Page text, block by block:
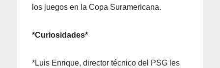
los juegos en la Copa Suramericana.
*Curiosidades*
*Luis Enrique, director técnico del PSG les